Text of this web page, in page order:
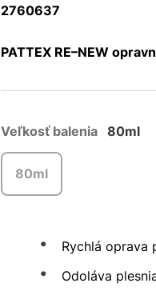
2760637
PATTEX RE–NEW
Veľkosť balenia 80ml
80ml
Rychlá oprava
Odoláva